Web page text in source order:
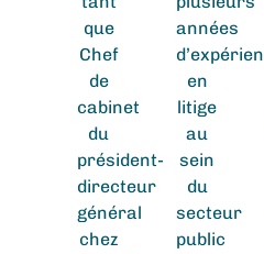
que
Chef
de
cabinet
du
président-
directeur
général
chez
années
en
litige
au
sein
du
secteur
public